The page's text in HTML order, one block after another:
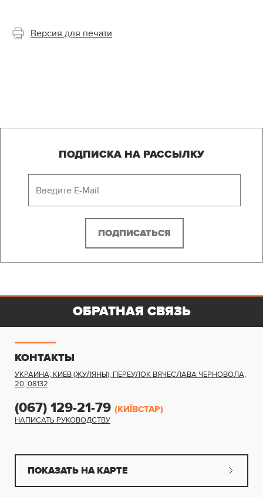
Версия для печати
ПОДПИСКА НА РАССЫЛКУ
КОНТАКТЫ
УКРАИНА, КИЕВ (ЖУЛЯНЫ), ПЕРЕУЛОК ВЯЧЕСЛАВА ЧЕРНОВОЛА,
20,08132
(067) 129-21-79 (КИЇВСТАР)
НАПИСАТЬ РУКОВОДСТВУ
ПОКАЗАТЬ НА КАРТЕ
ОБРАТНАЯ СВЯЗЬ